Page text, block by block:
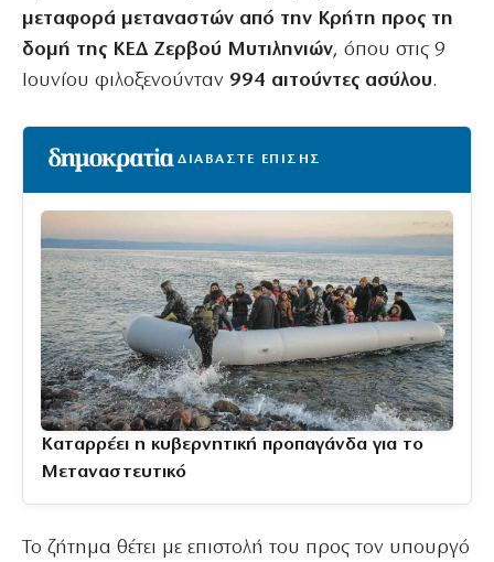
μεταφορά μεταναστών από την Κρήτη προς τη
δομή της ΚΕΔ Ζερβού Μυτιληνιών, όπου στις 9
Ιουνίου φιλοξενούνταν 994 αιτούντες ασύλου.
ΔΙΑΒΑΣΤΕ ΕΠΙΣΗΣ
Καταρρέει η κυβερνητική προπαγάνδα για το
Μεταναστευτικό
Το ζήτημα θέτει με επιστολή του προς τον υπουργό